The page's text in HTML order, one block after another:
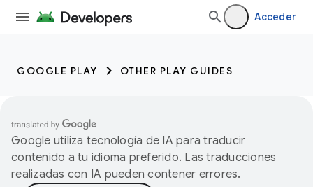
Acceder
GOOGLE PLAY OTHER PLAY GUIDES
Google utiliza tecnología de IA para traducir
contenido a tu idioma preferido. Las traducciones
realizadas con IA pueden contener errores.